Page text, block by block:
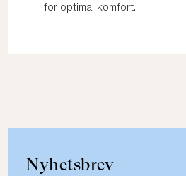
för optimal komfort.
Nyhetsbrev